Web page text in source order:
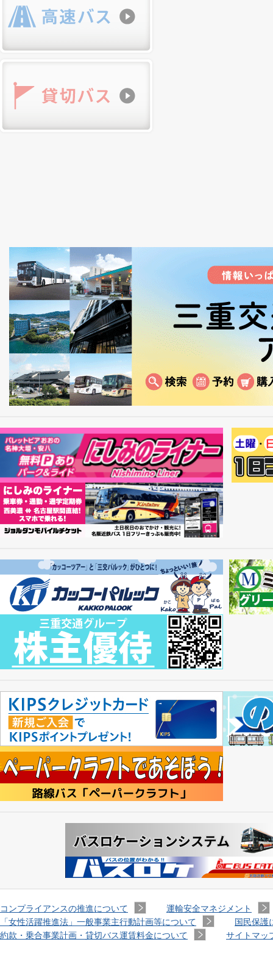
コンプライアンスの推進について
運輸安全マネジメント
「女性活躍推進法」一般事業主行動計画等について
国民保護
約款・乗合事業計画・貸切バス運賃料金について
サイトマッ